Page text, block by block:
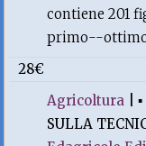
contiene 201
primo--ottimo
28€
Agricoltura |▪
SULLA